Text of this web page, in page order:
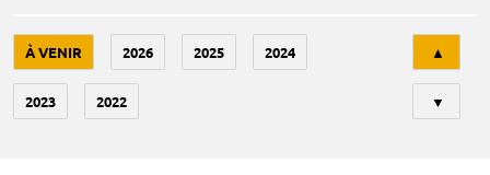
À VENIR 2026 2025 2024
2023 2022
▲
▼